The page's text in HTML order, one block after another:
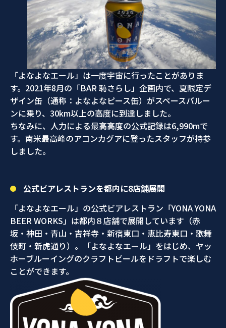
「よなよなエール」は一度宇宙に行ったことがありま
す。2021年8月の「BAR 恥さらし」企画内で、夏限定デ
ザイン缶（通称：よなよなピース缶）がスペースバルー
ンに乗り、30km以上の高度に到達しました。
ちなみに、人力による最高高度の公式記録は6,990mで
す。南米最高峰のアコンカグアに登ったスタッフが持参
しました。
公式ビアレストランを都内に8店舗展開
「よなよなエール」の公式ビアレストラン「YONA YONA
BEER WORKS」は都内８店舗で展開しています（赤
坂・神田・青山・吉祥寺・新宿東口・恵比寿東口・歌舞
伎町・新虎通り）。「よなよなエール」をはじめ、ヤッ
ホーブルーイングのクラフトビールをドラフトで楽しむ
ことができます。